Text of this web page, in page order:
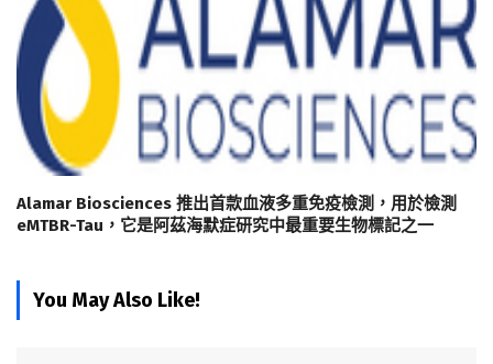
Alamar Biosciences 推出首款血液多重免疫檢測，用於檢測
eMTBR-Tau，它是阿茲海默症研究中最重要生物標記之一
You May Also Like!